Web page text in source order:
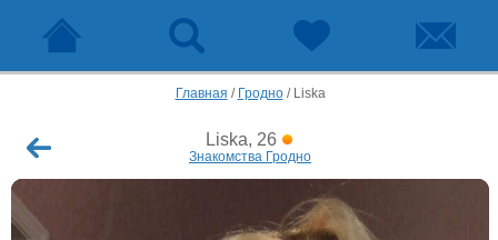
Главная / Гродно/ Liska
Liska, 26
Знакомства Гродно